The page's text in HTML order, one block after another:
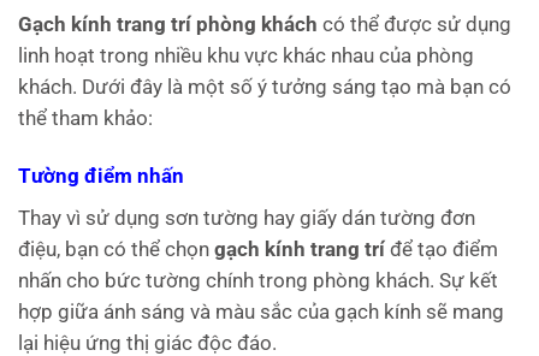
Gạch kính trang trí phòng khách có thể được sử dụng
linh hoạt trong nhiều khu vực khác nhau của phòng
khách. Dưới đây là một số ý tưởng sáng tạo mà bạn có
thể tham khảo:
Tường điểm nhấn
Thay vì sử dụng sơn tường hay giấy dán tường đơn
điệu, bạn có thể chọn gạch kính trang trí để tạo điểm
nhấn cho bức tường chính trong phòng khách. Sự kết
hợp giữa ánh sáng và màu sắc của gạch kính sẽ mang
lại hiệu ứng thị giác độc đáo.